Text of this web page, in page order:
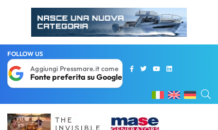
FOLLOW US
Aggiungi Pressmare.it come
Fonte preferita su Google